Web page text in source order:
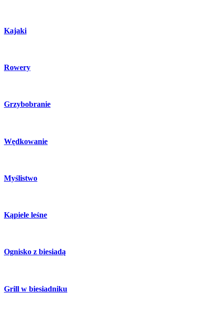
Kajaki
Rowery
Grzybobranie
Wędkowanie
Myślistwo
Kąpiele leśne
Ognisko z biesiadą
Grill w biesiadniku